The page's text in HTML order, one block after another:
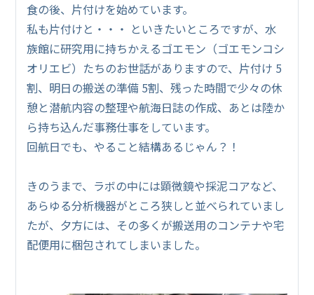
食の後、片付けを始めています。
私も片付けと・・・ といきたいところですが、水
族館に研究用に持ちかえるゴエモン（ゴエモンコシ
オリエビ）たちのお世話がありますので、片付け 5
割、明日の搬送の準備 5割、残った時間で少々の休
憩と潜航内容の整理や航海日誌の作成、あとは陸か
ら持ち込んだ事務仕事をしています。
回航日でも、やること結構あるじゃん？！
きのうまで、ラボの中には顕微鏡や採泥コアなど、
あらゆる分析機器がところ狭しと並べられていまし
たが、夕方には、その多くが搬送用のコンテナや宅
配便用に梱包されてしまいました。